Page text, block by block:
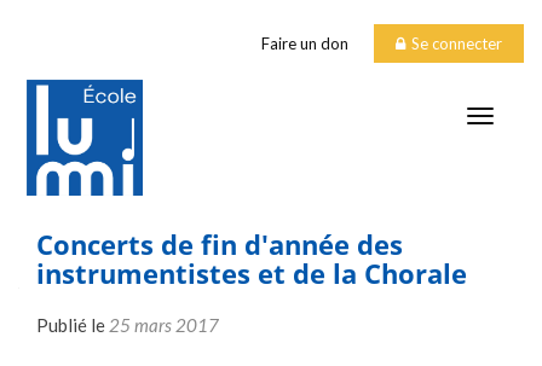
Faire un don Se connecter
Concerts de fin d'année des
instrumentistes et de la Chorale
Publié le 25 mars 2017